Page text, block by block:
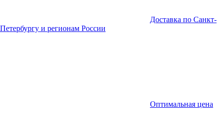
Доставка по Санкт-
Петербургу и регионам России
Оптимальная цена